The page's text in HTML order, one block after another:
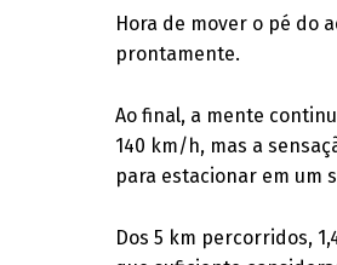
Hora de mover o pé do
prontamente.
Ao final, a mente
140 km/h, mas a
para estacionar em um
Dos 5 km percorridos,